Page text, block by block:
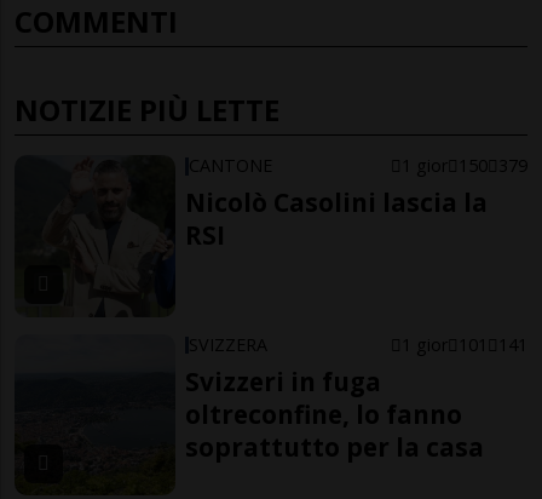
COMMENTI
NOTIZIE PIÙ LETTE
CANTONE 1 gior 150 379
Nicolò Casolini lascia la
RSI
SVIZZERA 1 gior 101 141
Svizzeri in fuga
oltreconfine, lo fanno
soprattutto per la casa